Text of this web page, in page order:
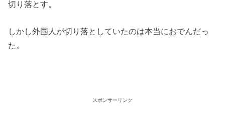
切り落とす。
しかし外国人が切り落としていたのは本当におでんだっ
た。
スポンサーリンク